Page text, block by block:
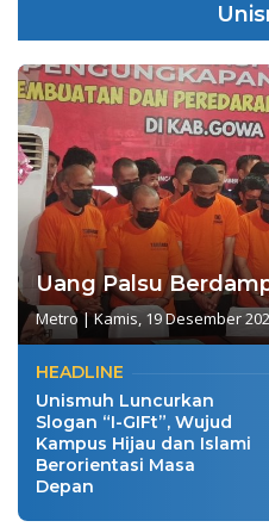
Uang Palsu
Metro|Kamis, 19 Desember
HEADLINE
Unismuh Luncurkan
Slogan “I-GIFt”, Wujud
Kampus Hijau dan Islami
Berorientasi Masa
Depan